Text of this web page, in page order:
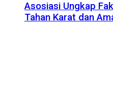
Asosiasi Ungkap
Tahan Karat dan